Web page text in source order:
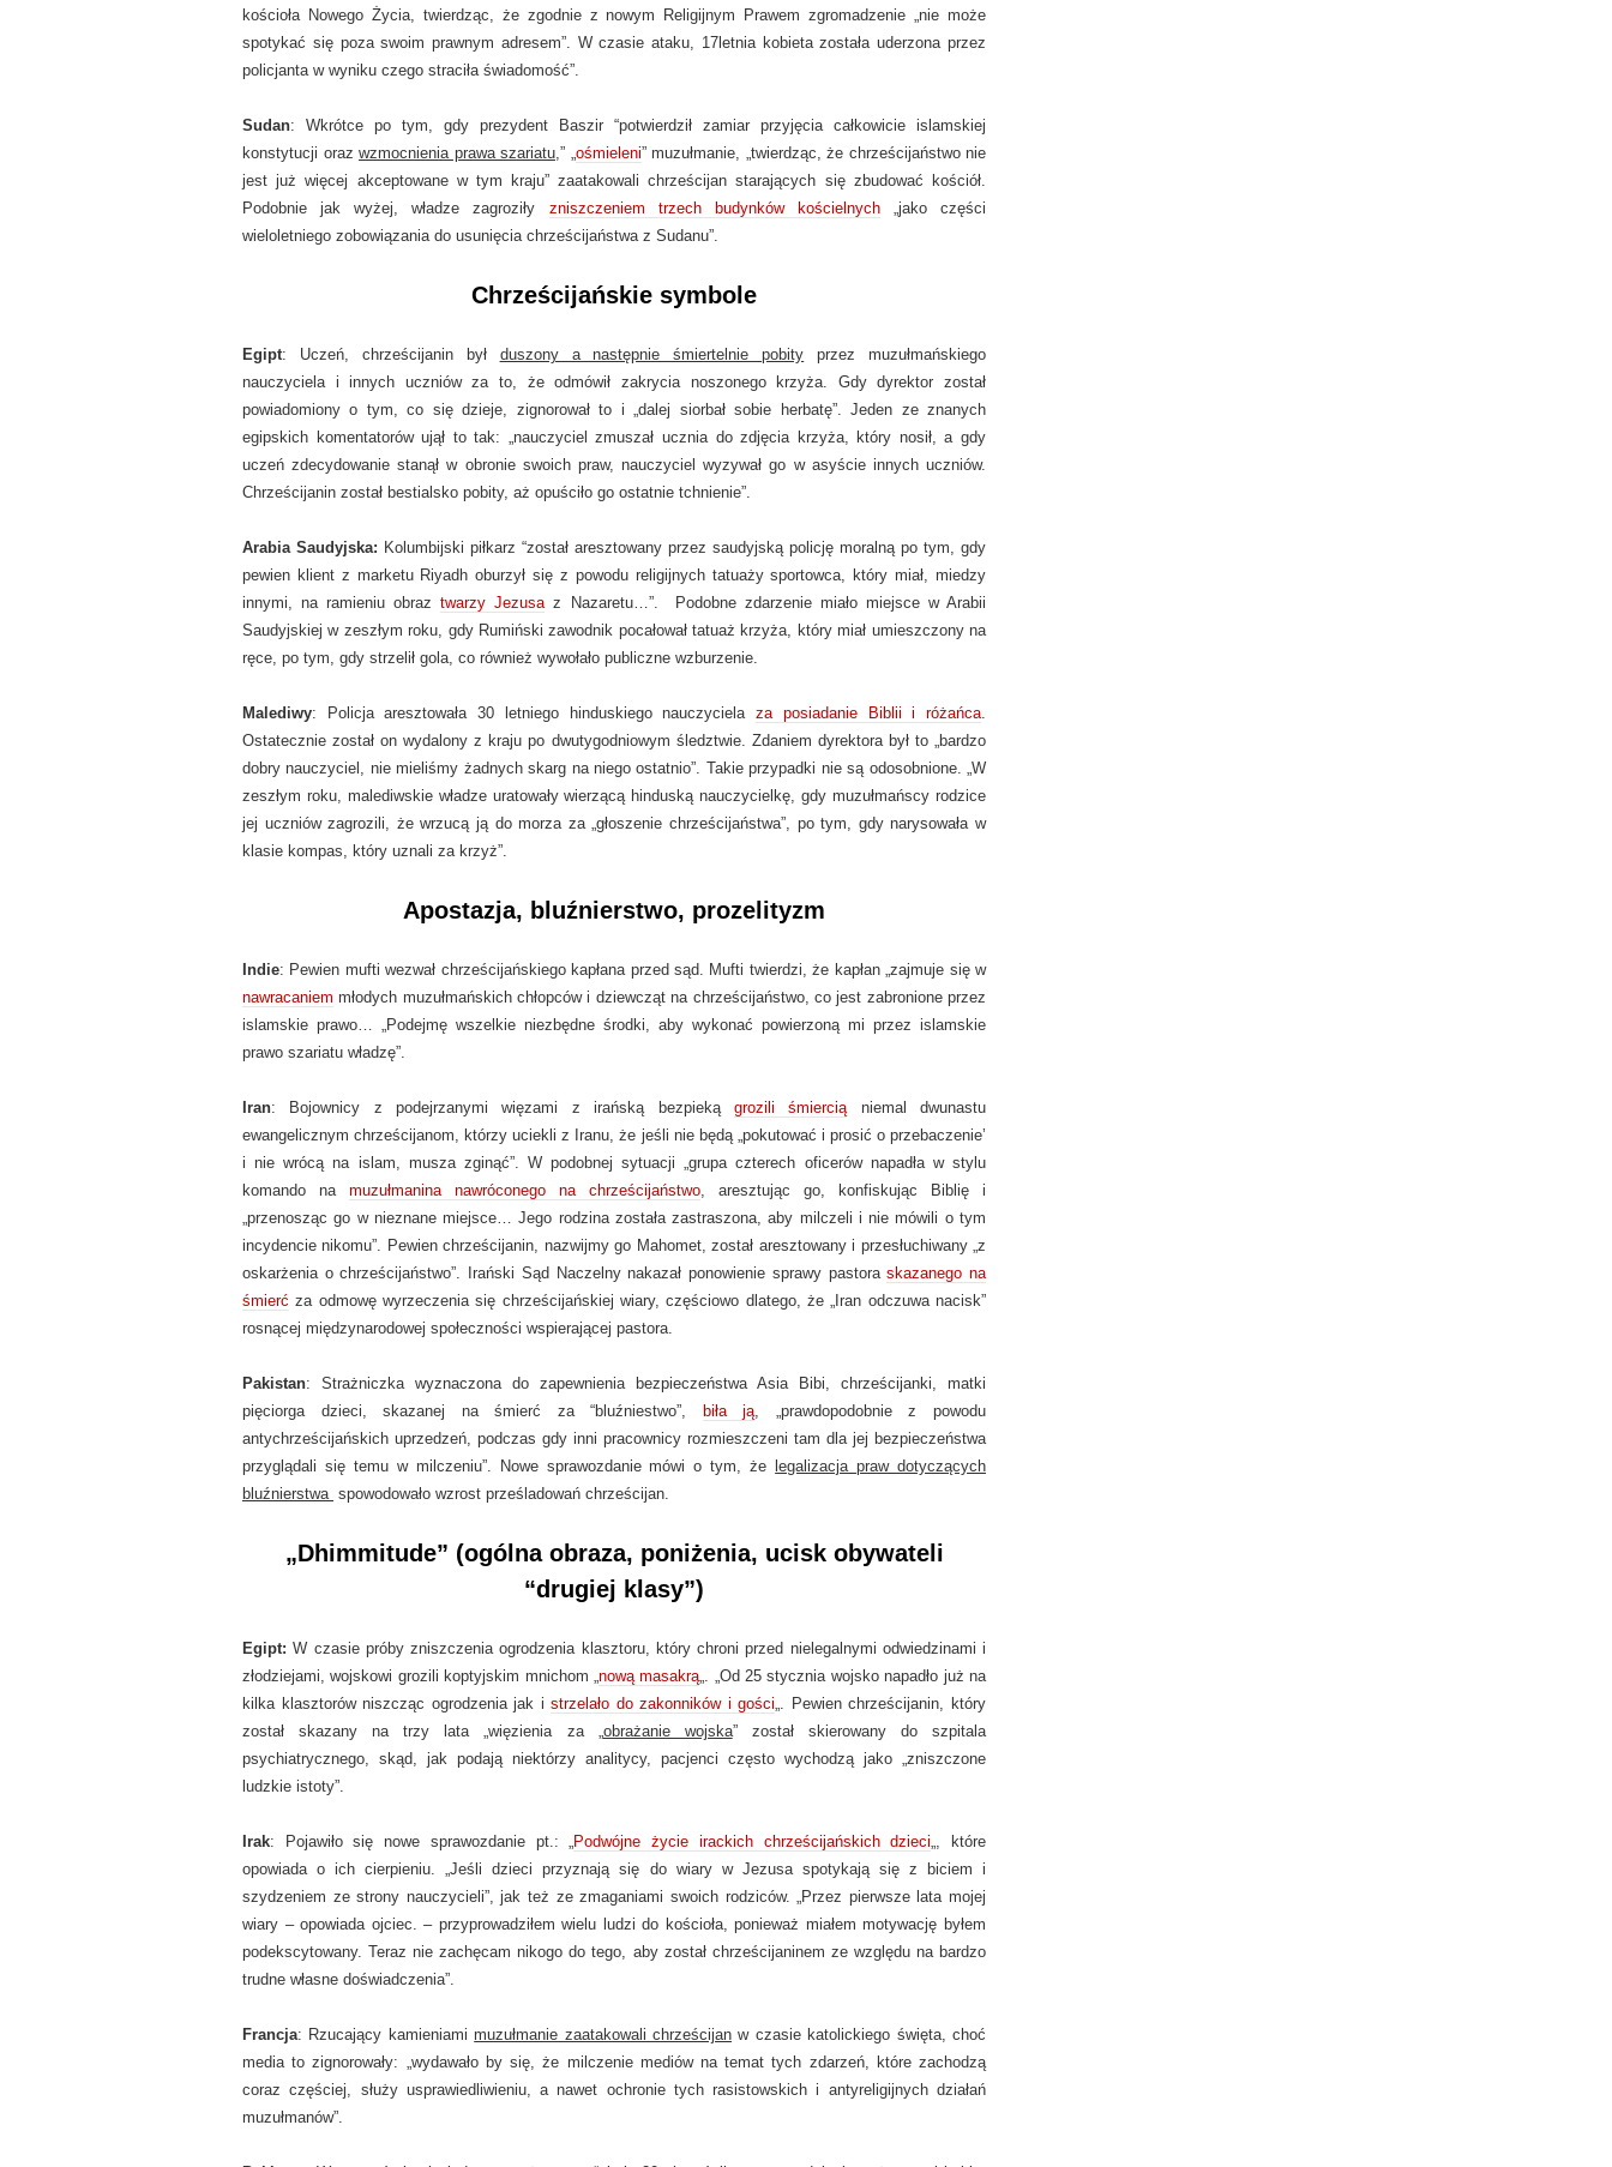
kościoła Nowego Życia, twierdząc, że zgodnie z nowym Religijnym Prawem zgromadzenie „nie może
spotykać się poza swoim prawnym adresem”. W czasie ataku, 17letnia kobieta została uderzona przez
policjanta w wyniku czego straciła świadomość”.
Sudan: Wkrótce po tym, gdy prezydent Baszir “potwierdził zamiar przyjęcia całkowicie islamskiej
konstytucji oraz wzmocnienia prawa szariatu,” „ośmieleni” muzułmanie, „twierdząc, że chrześcijaństwo nie
jest już więcej akceptowane w tym kraju” zaatakowali chrześcijan starających się zbudować kościół.
Podobnie jak wyżej, władze zagroziły zniszczeniem trzech budynków kościelnych„jako części
wieloletniego zobowiązania do usunięcia chrześcijaństwa z Sudanu”.
Chrześcijańskie symbole
Egipt: Uczeń, chrześcijanin był duszony a następnie śmiertelnie pobity przez muzułmańskiego
nauczyciela i innych uczniów za to, że odmówił zakrycia noszonego krzyża. Gdy dyrektor został
powiadomiony o tym, co się dzieje, zignorował to i „dalej siorbał sobie herbatę”. Jeden ze znanych
egipskich komentatorów ujął to tak: „nauczyciel zmuszał ucznia do zdjęcia krzyża, który nosił, a gdy
uczeń zdecydowanie stanął w obronie swoich praw, nauczyciel wyzywał go w asyście innych uczniów.
Chrześcijanin został bestialsko pobity, aż opuściło go ostatnie tchnienie”.
Arabia Saudyjska: Kolumbijski piłkarz “został aresztowany przez saudyjską policję moralną po tym, gdy
pewien klient z marketu Riyadh oburzył się z powodu religijnych tatuaży sportowca, który miał, miedzy
innymi, na ramieniu obraztwarzy Jezusaz Nazaretu…”. Podobne zdarzenie miało miejsce w Arabii
Saudyjskiej w zeszłym roku, gdy Rumiński zawodnik pocałował tatuaż krzyża, który miał umieszczony na
ręce, po tym, gdy strzelił gola, co również wywołało publiczne wzburzenie.
Malediwy: Policja aresztowała 30 letniego hinduskiego nauczycielaza posiadanie Biblii i różańca.
Ostatecznie został on wydalony z kraju po dwutygodniowym śledztwie. Zdaniem dyrektora był to „bardzo
dobry nauczyciel, nie mieliśmy żadnych skarg na niego ostatnio”. Takie przypadki nie są odosobnione. „W
zeszłym roku, malediwskie władze uratowały wierzącą hinduską nauczycielkę, gdy muzułmańscy rodzice
jej uczniów zagrozili, że wrzucą ją do morza za „głoszenie chrześcijaństwa”, po tym, gdy narysowała w
klasie kompas, który uznali za krzyż”.
Apostazja, bluźnierstwo, prozelityzm
Indie: Pewien mufti wezwał chrześcijańskiego kapłana przed sąd. Mufti twierdzi, że kapłan „zajmuje się w
nawracaniem młodych muzułmańskich chłopców i dziewcząt na chrześcijaństwo, co jest zabronione przez
islamskie prawo… „Podejmę wszelkie niezbędne środki, aby wykonać powierzoną mi przez islamskie
prawo szariatu władzę”.
Iran: Bojownicy z podejrzanymi więzami z irańską bezpieką grozili śmierciąniemal dwunastu
ewangelicznym chrześcijanom, którzy uciekli z Iranu, że jeśli nie będą „pokutować i prosić o przebaczenie’
i nie wrócą na islam, musza zginąć”. W podobnej sytuacji „grupa czterech oficerów napadła w stylu
komando na muzułmanina nawróconego na chrześcijaństwo, aresztując go, konfiskując Biblię i
„przenosząc go w nieznane miejsce… Jego rodzina została zastraszona, aby milczeli i nie mówili o tym
incydencie nikomu”. Pewien chrześcijanin, nazwijmy go Mahomet, został aresztowany i przesłuchiwany „z
oskarżenia o chrześcijaństwo”. Irański Sąd Naczelny nakazał ponowienie sprawy pastoraskazanego na
śmierć za odmowę wyrzeczenia się chrześcijańskiej wiary, częściowo dlatego, że „Iran odczuwa nacisk”
rosnącej międzynarodowej społeczności wspierającej pastora.
Pakistan: Strażniczka wyznaczona do zapewnienia bezpieczeństwa Asia Bibi, chrześcijanki, matki
pięciorga dzieci, skazanej na śmierć za “bluźniestwo”,
biła ją, „prawdopodobnie z powodu
antychrześcijańskich uprzedzeń, podczas gdy inni pracownicy rozmieszczeni tam dla jej bezpieczeństwa
przyglądali się temu w milczeniu”. Nowe sprawozdanie mówi o tym, że
legalizacja praw dotyczących
bluźnierstwa spowodowało wzrost prześladowań chrześcijan.
„Dhimmitude” (ogólna obraza, poniżenia, ucisk obywateli
“drugiej klasy”)
Egipt: W czasie próby zniszczenia ogrodzenia klasztoru, który chroni przed nielegalnymi odwiedzinami i
złodziejami, wojskowi grozili koptyjskim mnichom „nową masakrą„. „Od 25 stycznia wojsko napadło już na
kilka klasztorów niszcząc ogrodzenia jak istrzelało do zakonników i gości„. Pewien chrześcijanin, który
został skazany na trzy lata „więzienia za „obrażanie wojska” został skierowany do szpitala
psychiatrycznego, skąd, jak podają niektórzy analitycy, pacjenci często wychodzą jako „zniszczone
ludzkie istoty”.
Irak: Pojawiło się nowe sprawozdanie pt.: „Podwójne życie irackich chrześcijańskich dzieci„, które
opowiada o ich cierpieniu. „Jeśli dzieci przyznają się do wiary w Jezusa spotykają się z biciem i
szydzeniem ze strony nauczycieli”, jak też ze zmaganiami swoich rodziców. „Przez pierwsze lata mojej
wiary – opowiada ojciec. – przyprowadziłem wielu ludzi do kościoła, ponieważ miałem motywację byłem
podekscytowany. Teraz nie zachęcam nikogo do tego, aby został chrześcijaninem ze względu na bardzo
trudne własne doświadczenia”.
Francja: Rzucający kamieniamimuzułmanie zaatakowali chrześcijan w czasie katolickiego święta, choć
media to zignorowały: „wydawało by się, że milczenie mediów na temat tych zdarzeń, które zachodzą
coraz częściej, służy usprawiedliwieniu, a nawet ochronie tych rasistowskich i antyreligijnych działań
muzułmanów”.